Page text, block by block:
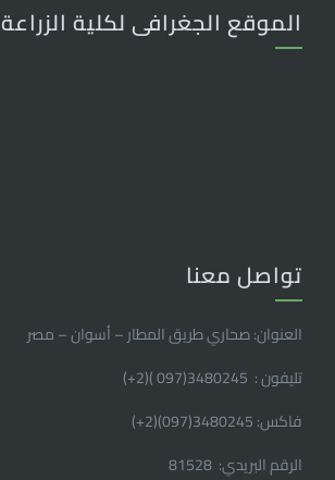
الموقع الجغرافى لكلية الزراعة
تواصل معنا
العنوان: صحاري طريق المطار – أسوان – مصر
تليفون : 3480245(097 )(2
+
)
فاكس: 3480245(097)(2
+
)
الرقم البريدي: 81528